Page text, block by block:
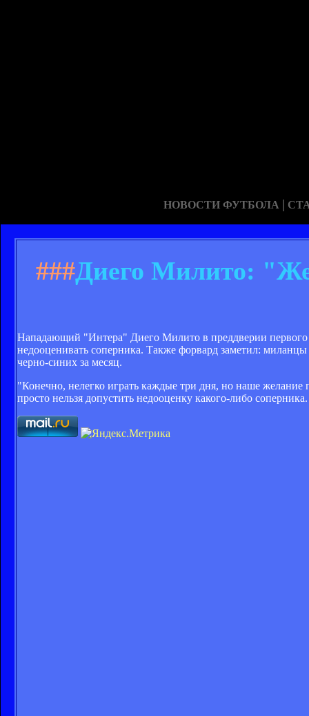
НОВОСТИ ФУТБОЛА |
###Диего Милито:
Нападающий "Интера" Диего Милито в преддверии
недооценивать соперника. Также форвард заметил:
черно-синих за месяц.
"Конечно, нелегко играть каждые три дня, но наше
просто нельзя допустить недооценку какого-либо